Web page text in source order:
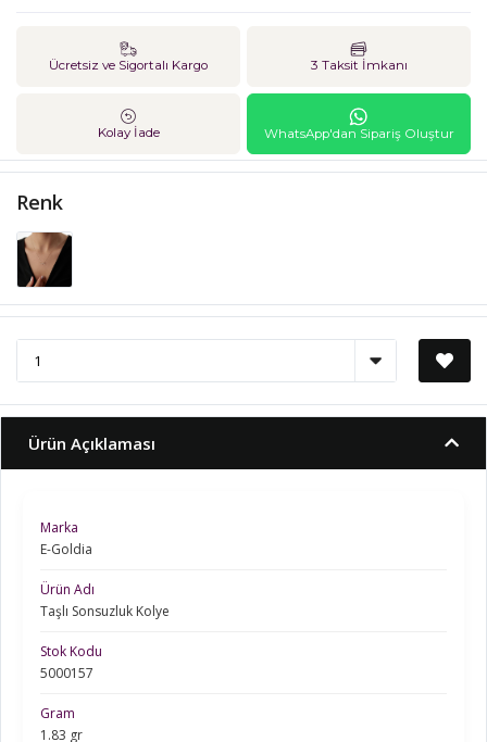
Ücretsiz ve Sigortalı Kargo 3 Taksit İmkanı
Kolay İade WhatsApp'dan Sipariş Oluştur
Renk
Ürün Açıklaması
Marka
E-Goldia
Ürün Adı
Taşlı Sonsuzluk Kolye
Stok Kodu
5000157
Gram
1.83 gr